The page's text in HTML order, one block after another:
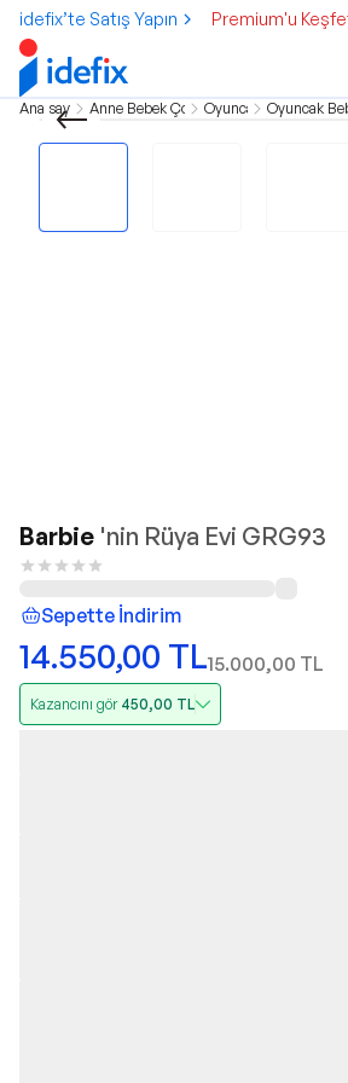
idefix’te Satış Yapın Premium'u
Ana sayfa Anne Bebek ÇocukOyuncak Oyuncak
Barbie 'nin Rüya Evi GRG93
Sepette İndirim
14.550,00 TL15.000,00 TL
Kazancını gör 450,00 TL